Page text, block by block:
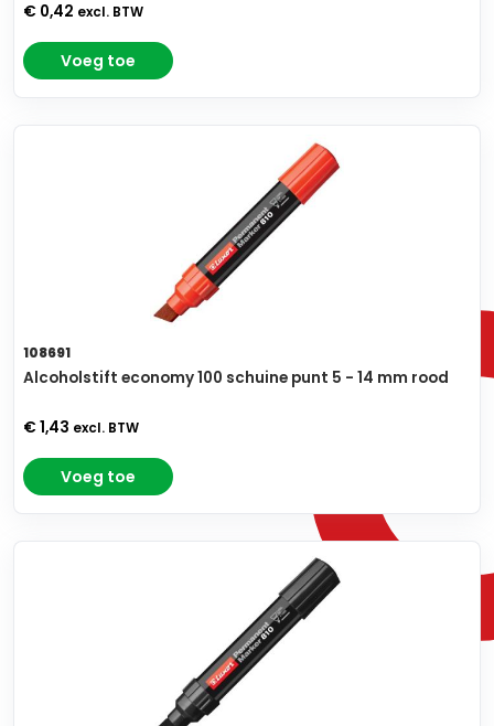
€ 0,42 excl. BTW
Voeg toe
108691
Alcoholstift economy 100 schuine punt 5 - 14 mm rood
€ 1,43 excl. BTW
Voeg toe